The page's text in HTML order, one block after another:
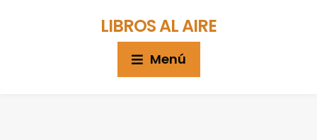
LIBROS AL AIRE
Menú